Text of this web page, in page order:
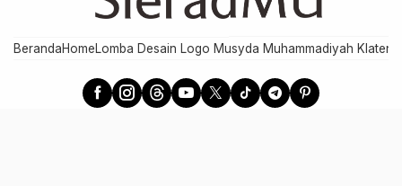
BerandaHomeLomba Desain Logo Musyda Muhammadiyah Klaten